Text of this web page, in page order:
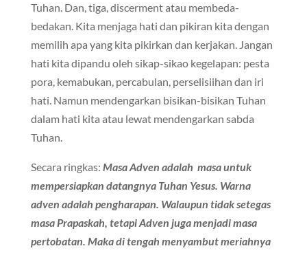
Tuhan. Dan, tiga, discerment atau membeda-
bedakan. Kita menjaga hati dan pikiran kita dengan
memilih apa yang kita pikirkan dan kerjakan. Jangan
hati kita dipandu oleh sikap-sikao kegelapan: pesta
pora, kemabukan, percabulan, perselisiihan dan iri
hati. Namun mendengarkan bisikan-bisikan Tuhan
dalam hati kita atau lewat mendengarkan sabda
Tuhan.
Secara ringkas: Masa Adven adalah masa untuk
mempersiapkan datangnya Tuhan Yesus. Warna
adven adalah pengharapan. Walaupun tidak setegas
masa Prapaskah, tetapi Adven juga menjadi masa
pertobatan. Maka di tengah menyambut meriahnya